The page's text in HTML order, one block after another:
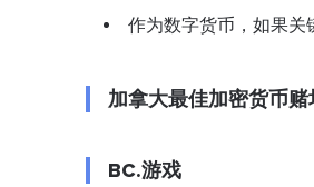
作为数字货币，如果关
加拿大最佳加密货币赌
BC.游戏